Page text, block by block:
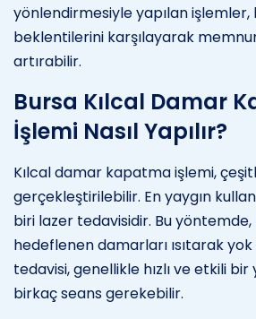
yönlendirmesiyle yapılan işlemler,
beklentilerini karşılayarak
artırabilir.
Bursa Kılcal Damar
İşlemi Nasıl Yapılır?
Kılcal damar kapatma işlemi,
gerçekleştirilebilir. En yaygın
biri lazer tedavisidir. Bu yöntemde,
hedeflenen damarları ısıtarak
tedavisi, genellikle hızlı ve etkili
birkaç seans gerekebilir.